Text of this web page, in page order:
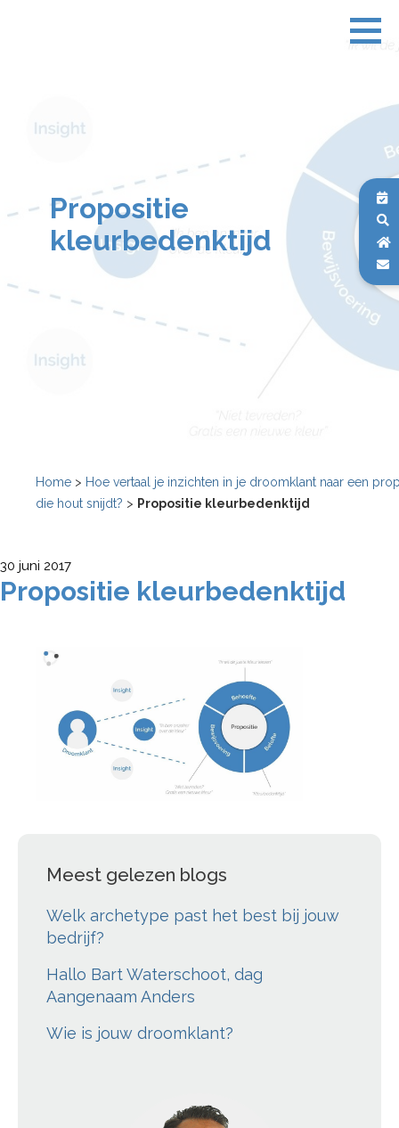
Propositie
kleurbedenktijd
Home > Hoe vertaal je inzichten in je droomklant naar een
die hout snijdt? > Propositie kleurbedenktijd
30 juni 2017
Propositie kleurbedenktijd
Meest gelezen blogs
Welk archetype past het best bij jouw
bedrijf?
Hallo Bart Waterschoot, dag
Aangenaam Anders
Wie is jouw droomklant?